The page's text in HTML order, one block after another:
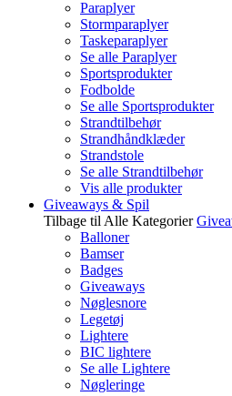
Paraplyer
Stormparaplyer
Taskeparaplyer
Se alle Paraplyer
Sportsprodukter
Fodbolde
Se alle Sportsprodukter
Strandtilbehør
Strandhåndklæder
Strandstole
Se alle Strandtilbehør
Vis alle produkter
Giveaways & Spil
Tilbage til Alle Kategorier
Balloner
Bamser
Badges
Giveaways
Nøglesnore
Legetøj
Lightere
BIC lightere
Se alle Lightere
Nøgleringe